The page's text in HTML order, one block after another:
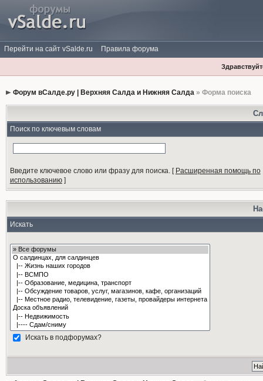
Перейти на сайт vSalde.ru Правила форума
Форум вСалде.ру | Верхняя Салда и Нижняя Салда» Форма поиска
Поиск по ключевым словам
Введите ключевое слово или фразу для поиска.[ Расширенная помощь по
использованию]
Искать
Искать в подфорумах?